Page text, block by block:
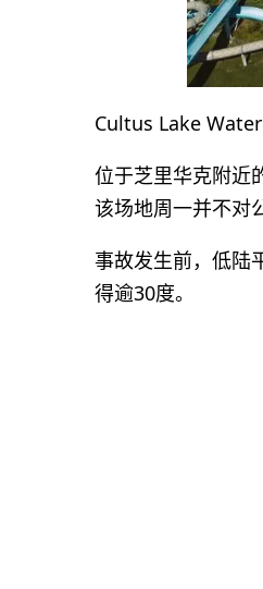
Cultus Lake
位于芝里华克附近
该场地周一并不对
事故发生前，低陆
得逾30度。